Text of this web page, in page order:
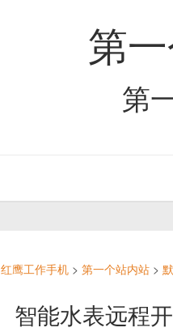
第
第
红鹰工作手机 > 第一个站内站 >
智能水表远程